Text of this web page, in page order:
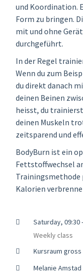
und Koordination.
Form zu bringen.
mit und ohne
durchgeführt.
In der Regel
Wenn du zum
du direkt danach
deinen Beinen
heisst, du
deinen Muskeln
zeitsparend und
BodyBurn ist ein
Fettstoffwechsel
Trainingsmethode
Kalorien
Saturday, 09:30
Weekly class
Kursraum gross
Melanie Amstad